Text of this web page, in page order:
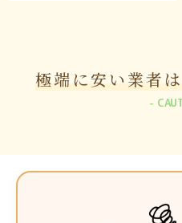
極端に安い業者は